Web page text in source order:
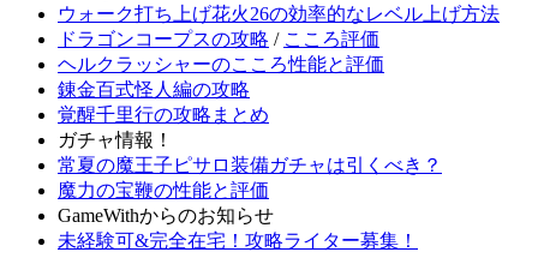
ウォーク打ち上げ花火26の効率的なレベル上げ方法
ドラゴンコープスの攻略 / こころ評価
ヘルクラッシャーのこころ性能と評価
錬金百式怪人編の攻略
覚醒千里行の攻略まとめ
ガチャ情報！
常夏の魔王子ピサロ装備ガチャは引くべき？
魔力の宝鞭の性能と評価
GameWithからのお知らせ
未経験可&完全在宅！攻略ライター募集！